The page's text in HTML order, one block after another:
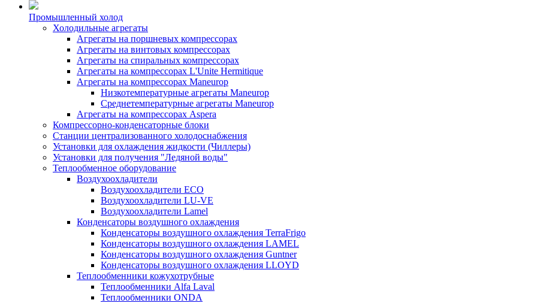
Промышленный холод
Холодильные агрегаты
Агрегаты на поршневых компрессорах
Агрегаты на винтовых компрессорах
Агрегаты на спиральных компрессорах
Агрегаты на компрессорах L'Unite Hermitique
Агрегаты на компрессорах Maneurop
Низкотемпературные агрегаты Maneurop
Среднетемпературные агрегаты Maneurop
Агрегаты на компрессорах Aspera
Компрессорно-конденсаторные блоки
Станции централизованного холодоснабжения
Установки для охлаждения жидкости (Чиллеры)
Установки для получения "Ледяной воды"
Теплообменное оборудование
Воздухоохладители
Воздухоохладители EСО
Воздухоохладители LU-VE
Воздухоохладители Lamel
Конденсаторы воздушного охлаждения
Конденсаторы воздушного охлаждения TerraFrigo
Конденсаторы воздушного охлаждения LAMEL
Конденсаторы воздушного охлаждения Guntner
Конденсаторы воздушного охлаждения LLOYD
Теплообменники кожухотрубные
Теплообменники Alfa Laval
Теплообменники ONDA